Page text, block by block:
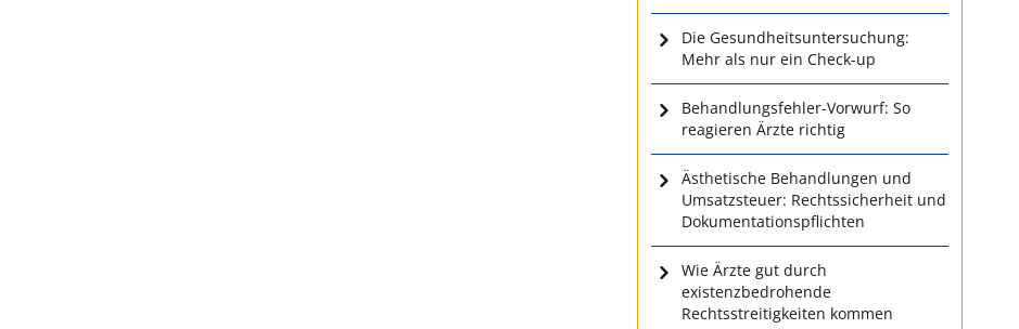
Die Gesundheitsuntersuchung:
Mehr als nur ein Check-up
Behandlungsfehler-Vorwurf: So
reagieren Ärzte richtig
Ästhetische Behandlungen und
Umsatzsteuer: Rechtssicherheit und
Dokumentationspflichten
Wie Ärzte gut durch
existenzbedrohende
Rechtsstreitigkeiten kommen